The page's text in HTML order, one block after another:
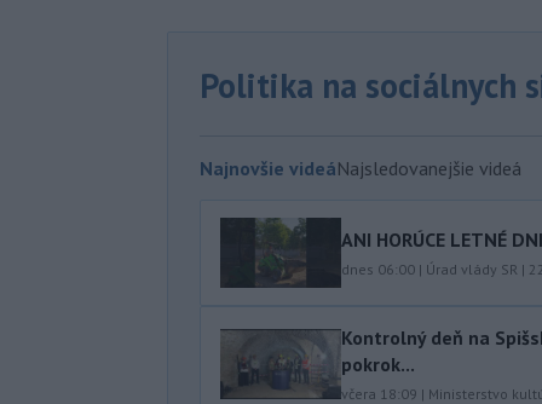
Politika na sociálnych
Najnovšie videáNajsledovanejšie videá
ANI HORÚCE LETNÉ
dnes 06:00 | Úrad vlády SR |
Kontrolný deň na
pokrok...
včera 18:09 | Ministerstvo